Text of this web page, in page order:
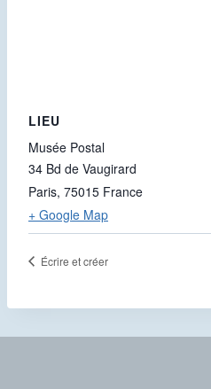
LIEU
Musée Postal
34 Bd de Vaugirard
Paris, 75015 France
+ Google Map
Écrire et créer